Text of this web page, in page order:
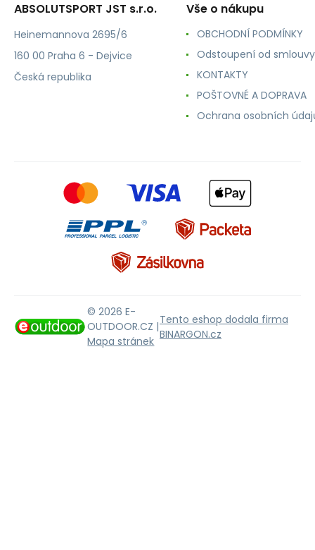
ABSOLUTSPORT JST s.r.o.
Heinemannova 2695/6
160 00 Praha 6 - Dejvice
Česká republika
Vše o nákupu
OBCHODNÍ PODMÍNKY
Odstoupení od smlouvy
KONTAKTY
POŠTOVNÉ A DOPRAVA
Ochrana osobních
© 2026 E-
OUTDOOR.CZ |
Mapa stránek
Tento eshop dodala firma
BINARGON.cz